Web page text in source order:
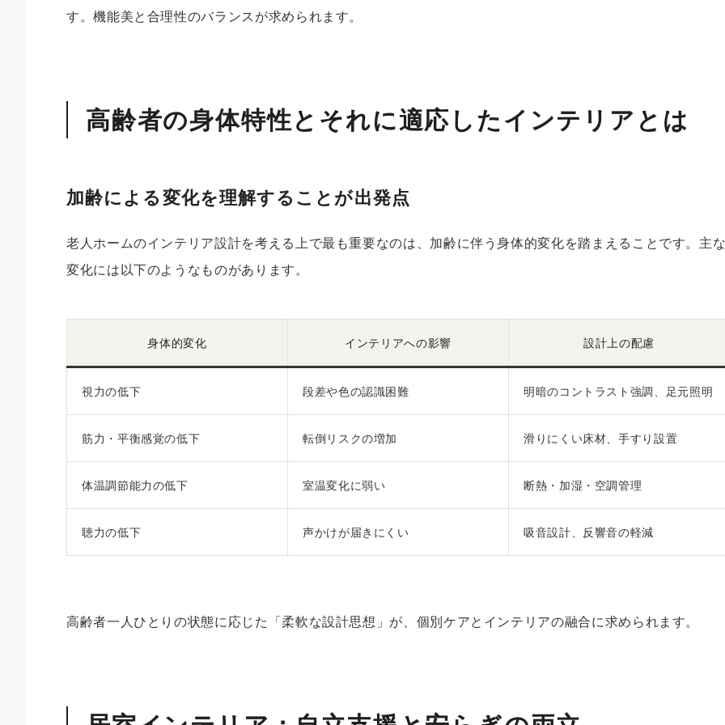
す。機能美と合理性のバランスが求められます。
高齢者の身体特性とそれに適応したインテリアとは
加齢による変化を理解することが出発点
老人ホームのインテリア設計を考える上で最も重要なのは、加齢に伴う身体的変化を踏まえることです。主
変化には以下のようなものがあります。
身体的変化 インテリアへの影響 設計上の配慮
視力の低下 段差や色の認識困難 明暗のコントラスト強調、足元照明
筋力・平衡感覚の低下 転倒リスクの増加 滑りにくい床材、手すり設置
体温調節能力の低下 室温変化に弱い 断熱・加湿・空調管理
聴力の低下 声かけが届きにくい 吸音設計、反響音の軽減
高齢者一人ひとりの状態に応じた「柔軟な設計思想」が、個別ケアとインテリアの融合に求められます。